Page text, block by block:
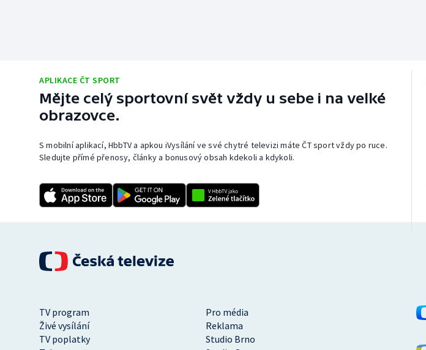
APLIKACE ČT SPORT
Mějte celý sportovní svět vždy u sebe i na velké
obrazovce.
S mobilní aplikací, HbbTV a apkou iVysílání ve své chytré televizi máte ČT sport vždy po ruce.
Sledujte přímé přenosy, články a bonusový obsah kdekoli a kdykoli.
TV program
Pro média
Živé vysílání
Reklama
TV poplatky
Studio Brno